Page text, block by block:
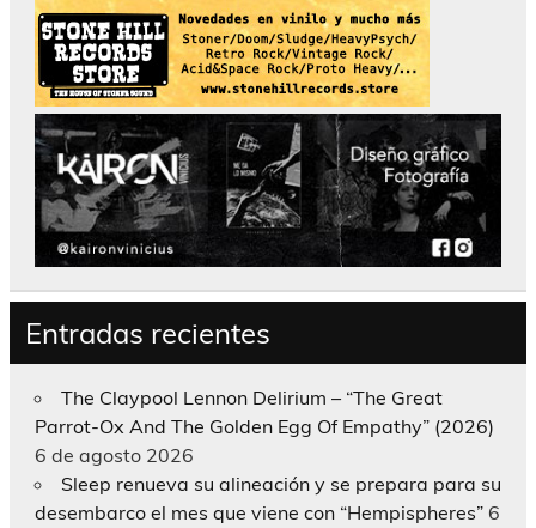
Entradas recientes
The Claypool Lennon Delirium – “The Great
Parrot-Ox And The Golden Egg Of Empathy” (2026)
6 de agosto 2026
Sleep renueva su alineación y se prepara para su
desembarco el mes que viene con “Hempispheres” 6